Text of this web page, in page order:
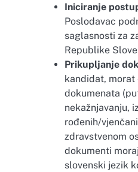
Iniciranje
Poslodavac
saglasnosti za
Republike
Prikupljanje
kandidat,
dokumenata
nekažnjavanju,
rođenih/
zdravstvenom
dokumenti
slovenski jezik